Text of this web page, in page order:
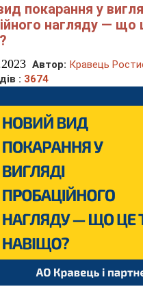
покарання у
нагляду — що
Автор: Кравець
: 3674